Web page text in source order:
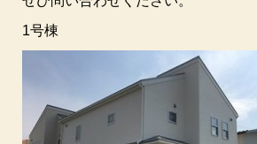
1号棟